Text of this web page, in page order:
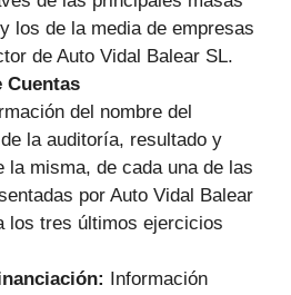
los de la media de empresas
de Auto Vidal Balear SL.
Cuentas
del nombre del
la auditoría, resultado y
la misma, de cada una de las
por Auto Vidal Balear
los tres últimos ejercicios
Información